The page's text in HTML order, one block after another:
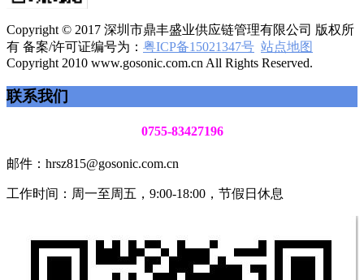
Copyright © 2017 深圳市鼎丰盛业供应链管理有限公司 版权所
有 备案/许可证编号为： 粤ICP备15021347号 站点地图
Copyright 2010 www.gosonic.com.cn All Rights Reserved.
联系我们
0755-83427196
邮件：hrsz815@gosonic.com.cn
工作时间：周一至周五，9:00-18:00，节假日休息